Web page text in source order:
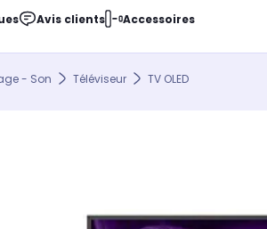
Avis clients Accessoires
- Son Téléviseur TV OLED